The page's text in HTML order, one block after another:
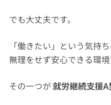
でも大丈夫です。
「働きたい」という気持
無理をせず安心できる環境
その一つが就労継続支援A